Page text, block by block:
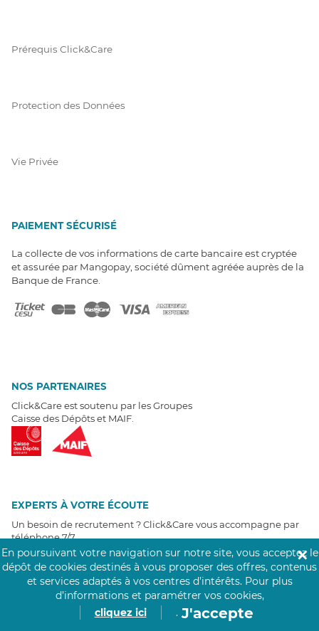
Prérequis Click&Care
Protection des Données
Vie Privée
PAIEMENT SÉCURISÉ
La collecte de vos informations de carte bancaire est cryptée
et assurée par Mangopay, société dûment agréée auprès de la
Banque de France.
NOS PARTENAIRES
Click&Care est soutenu par les Groupes
Caisse des Dépôts et MAIF.
EXPERTS À VOTRE ÉCOUTE
Un besoin de recrutement ? Click&Care vous accompagne par
téléphone 7/7.
Être rappelé aujourd'hui
MOIGNAGES CLIENTS
4,6
En poursuivant votre navigation sur notre site, vous acceptez le
dépôt de cookies destinés à vous proposer des offres, contenus
et services adaptés à vos centres d’intérêts. Pour plus
d’informations et paramétrer vos cookies,
cliquez ici
. J'accepte
✕